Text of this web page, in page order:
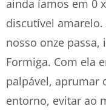
ainda íamos em 0
discutível
nosso onze passa,
Formiga. Com ela
palpável, aprumar
entorno, evitar ao